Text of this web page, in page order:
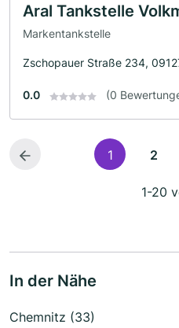
Aral Tankstelle
Markentankstelle
Zschopauer Straße 234,
0.0 (0
1 2
1-20
In der Nähe
Chemnitz (33)